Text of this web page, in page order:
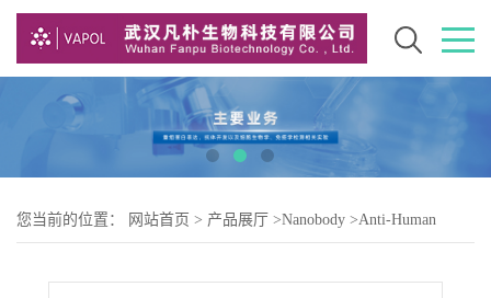
您当前的位置： 网站首页 > 产品展厅 >Nanobody >Anti-Human